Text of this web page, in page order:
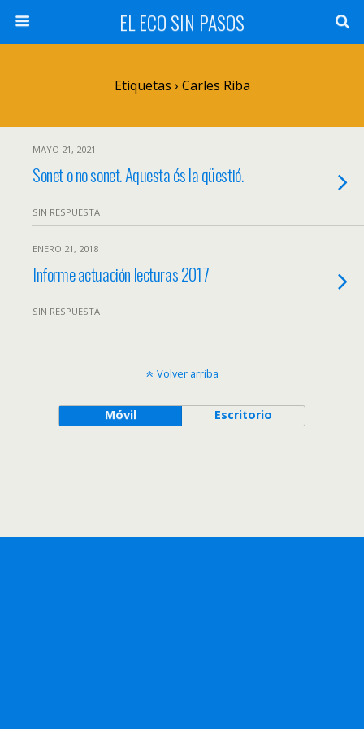
EL ECO SIN PASOS
Etiquetas › Carles Riba
MAYO 21, 2021
Sonet o no sonet. Aquesta és la qüestió.
SIN RESPUESTA
ENERO 21, 2018
Informe actuación lecturas 2017
SIN RESPUESTA
Volver arriba
Móvil Escritorio